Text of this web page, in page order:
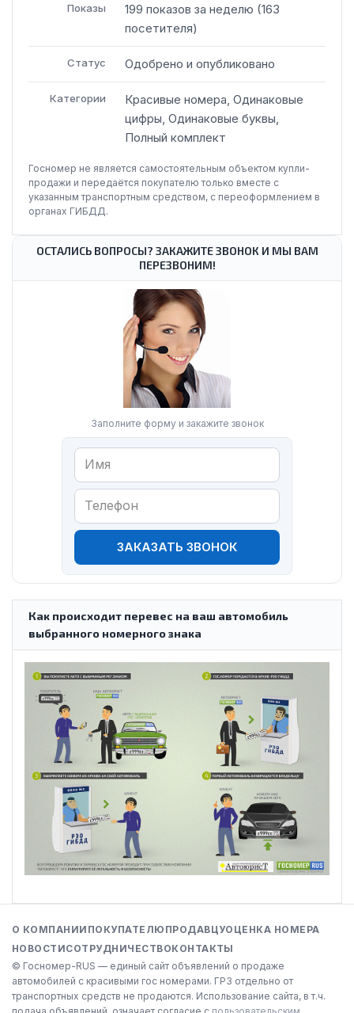
Показы 199 показов за неделю (163
посетителя)
Статус Одобрено и опубликовано
Категории
Красивые номера, Одинаковые
цифры, Одинаковые буквы,
Полный комплект
Госномер не является самостоятельным объектом купли-
продажи и передаётся покупателю только вместе с
указанным транспортным средством, с переоформлением в
органах ГИБДД.
ОСТАЛИСЬ ВОПРОСЫ? ЗАКАЖИТЕ ЗВОНОК И МЫ ВАМ
ПЕРЕЗВОНИМ!
Заполните форму и закажите звонок
ЗАКАЗАТЬ ЗВОНОК
Как происходит перевес на ваш автомобиль
выбранного номерного знака
© Госномер-RUS — единый сайт объявлений о продаже
автомобилей с красивыми гос номерами. ГРЗ отдельно от
транспортных средств не продаются. Использование сайта, в т.ч.
О КОМПАНИИ ПОКУПАТЕЛЮ ПРОДАВЦУОЦЕНКА НОМЕРА
НОВОСТИСОТРУДНИЧЕСТВОКОНТАКТЫ